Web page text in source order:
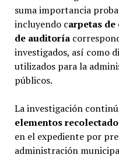
suma importancia
incluyendo carpetas
de auditoría
investigados, así como
utilizados para la
públicos.
La investigación
elementos
en el expediente por
administración